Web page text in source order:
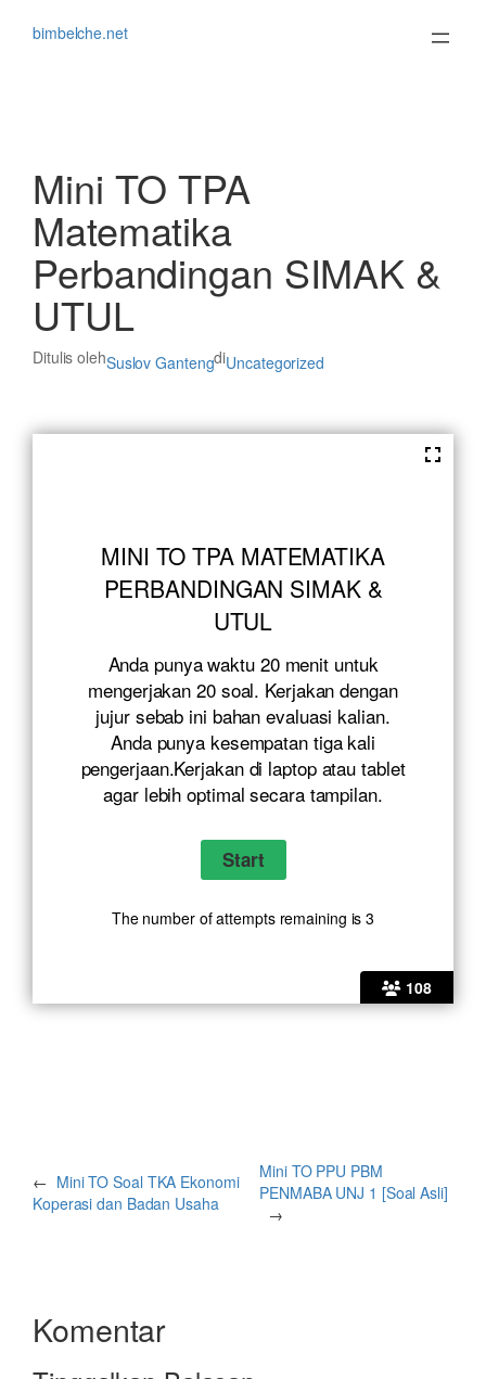
bimbelche.net
Mini TO TPA
Matematika
Perbandingan SIMAK &
UTUL
Ditulis olehSuslov GantengdiUncategorized
108
MINI TO TPA MATEMATIKA
PERBANDINGAN SIMAK &
UTUL
Anda punya waktu 20 menit untuk
mengerjakan 20 soal. Kerjakan dengan
jujur sebab ini bahan evaluasi kalian.
Anda punya kesempatan tiga kali
pengerjaan.Kerjakan di laptop atau tablet
agar lebih optimal secara tampilan.
The number of attempts remaining is 3
← Mini TO Soal TKA Ekonomi
Koperasi dan Badan Usaha
Mini TO PPU PBM
PENMABA UNJ 1 [Soal Asli]
→
Komentar